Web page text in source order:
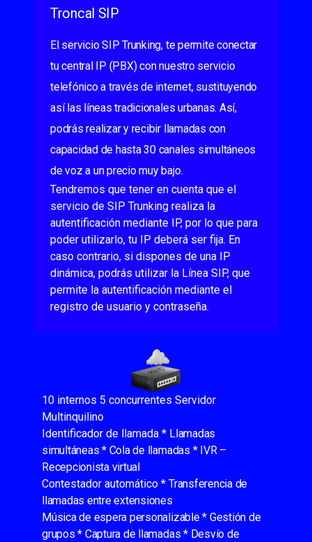
Troncal SIP
El servicio SIP Trunking, te permite conectar
tu central IP (PBX) con nuestro servicio
telefónico a través de internet, sustituyendo
así las líneas tradicionales urbanas. Así,
podrás realizar y recibir llamadas con
capacidad de hasta 30 canales simultáneos
de voz a un precio muy bajo.
Tendremos que tener en cuenta que el
servicio de SIP Trunking realiza la
autentificación mediante IP, por lo que para
poder utilizarlo, tu IP deberá ser fija. En
caso contrario, si dispones de una IP
dinámica, podrás utilizar la Línea SIP, que
permite la autentificación mediante el
registro de usuario y contraseña.
10 internos 5 concurrentes Servidor
Multinquilino
Identificador de llamada * Llamadas
simultáneas * Cola de llamadas *IVR –
Recepcionista virtual
Contestador automático * Transferencia de
llamadas entre extensiones
Música de espera personalizable * Gestión de
grupos * Captura de llamadas * Desvío de